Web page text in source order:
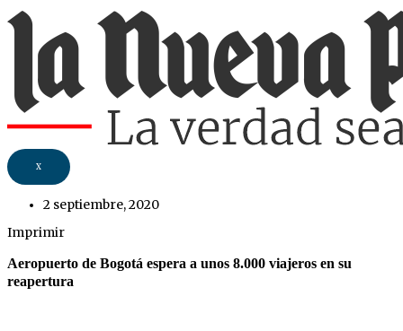
X
2 septiembre, 2020
Imprimir
Aeropuerto de Bogotá espera a unos 8.000 viajeros en su
reapertura